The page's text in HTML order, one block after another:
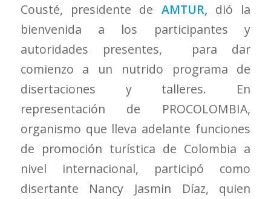
Cousté, presidente de AMTUR, dió la
bienvenida a los participantes y
autoridades presentes, para dar
comienzo a un nutrido programa de
disertaciones y talleres. En
representación de PROCOLOMBIA,
organismo que lleva adelante funciones
de promoción turística de Colombia a
nivel internacional, participó como
disertante Nancy Jasmin Díaz, quien